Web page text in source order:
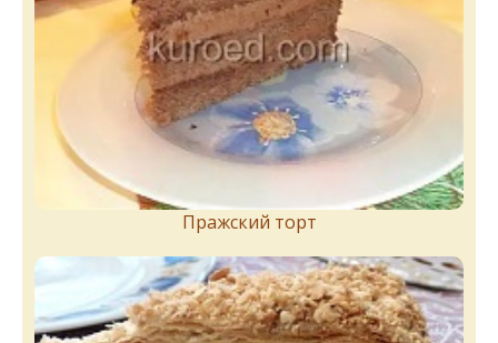
Пражский торт